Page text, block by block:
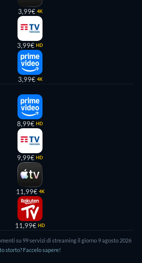
3,99€ 4K
3,99€ HD
3,99€ 4K
8,99€ HD
9,99€ HD
11,99€ 4K
11,99€ HD
su 99servizi di streaming il giorno 9 agosto 2026
storto? Faccelo sapere!